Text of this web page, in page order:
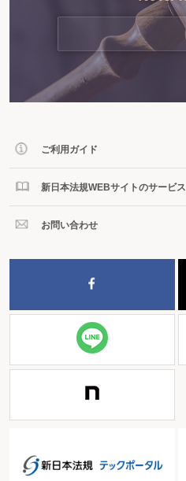
ご利用ガイド
新日本法規WEBサイトのサービス
お問い合わせ